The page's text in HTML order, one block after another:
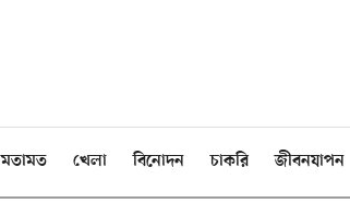
মতামত খেলা বিনোদন চাকরি জীবনযাপন